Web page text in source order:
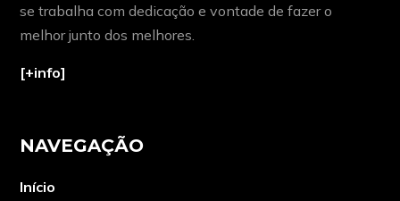
se trabalha com dedicação e vontade de fazer o
melhor junto dos melhores.
[+info]
NAVEGAÇÃO
Início